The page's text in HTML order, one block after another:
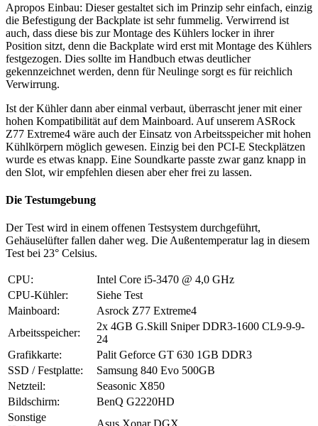
Apropos Einbau: Dieser gestaltet sich im Prinzip sehr einfach, einzig
die Befestigung der Backplate ist sehr fummelig. Verwirrend ist
auch, dass diese bis zur Montage des Kühlers locker in ihrer
Position sitzt, denn die Backplate wird erst mit Montage des Kühlers
festgezogen. Dies sollte im Handbuch etwas deutlicher
gekennzeichnet werden, denn für Neulinge sorgt es für reichlich
Verwirrung.
Ist der Kühler dann aber einmal verbaut, überrascht jener mit einer
hohen Kompatibilität auf dem Mainboard. Auf unserem ASRock
Z77 Extreme4 wäre auch der Einsatz von Arbeitsspeicher mit hohen
Kühlkörpern möglich gewesen. Einzig bei den PCI-E Steckplätzen
wurde es etwas knapp. Eine Soundkarte passte zwar ganz knapp in
den Slot, wir empfehlen diesen aber eher frei zu lassen.
Die Testumgebung
Der Test wird in einem offenen Testsystem durchgeführt,
Gehäuselüfter fallen daher weg. Die Außentemperatur lag in diesem
Test bei 23° Celsius.
CPU:
Intel Core i5-3470 @ 4,0 GHz
CPU-Kühler:
Siehe Test
Mainboard:
Asrock Z77 Extreme4
Arbeitsspeicher:
2x 4GB G.Skill Sniper DDR3-1600 CL9-9-9-
24
Grafikkarte:
Palit Geforce GT 630 1GB DDR3
SSD / Festplatte:
Samsung 840 Evo 500GB
Netzteil:
Seasonic X850
Bildschirm:
BenQ G2220HD
Sonstige